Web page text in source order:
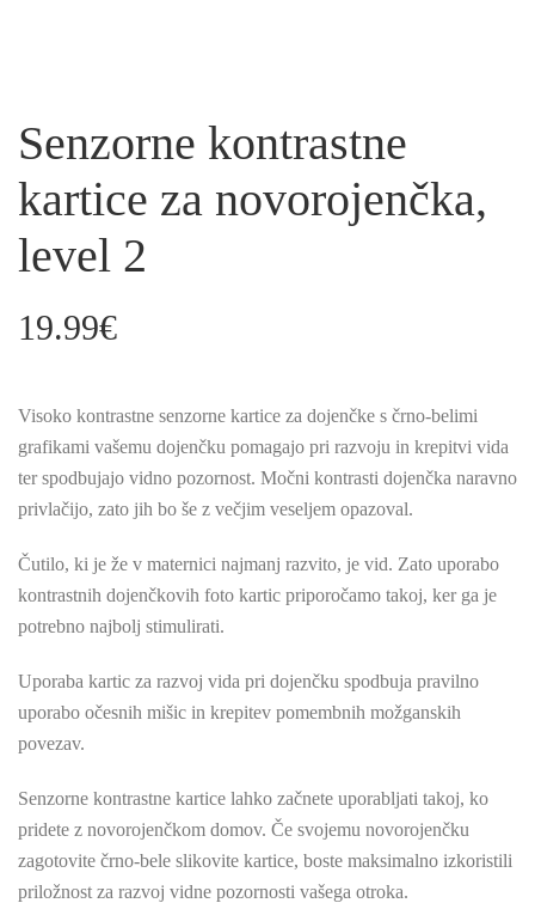
Senzorne kontrastne
kartice za novorojenčka,
level 2
19.99€
Visoko kontrastne senzorne kartice za dojenčke s črno-belimi
grafikami vašemu dojenčku pomagajo pri razvoju in krepitvi vida
ter spodbujajo vidno pozornost. Močni kontrasti dojenčka naravno
privlačijo, zato jih bo še z večjim veseljem opazoval.
Čutilo, ki je že v maternici najmanj razvito, je vid. Zato uporabo
kontrastnih dojenčkovih foto kartic priporočamo takoj, ker ga je
potrebno najbolj stimulirati.
Uporaba kartic za razvoj vida pri dojenčku spodbuja pravilno
uporabo očesnih mišic in krepitev pomembnih možganskih
povezav.
Senzorne kontrastne kartice lahko začnete uporabljati takoj, ko
pridete z novorojenčkom domov. Če svojemu novorojenčku
zagotovite črno-bele slikovite kartice, boste maksimalno izkoristili
priložnost za razvoj vidne pozornosti vašega otroka.